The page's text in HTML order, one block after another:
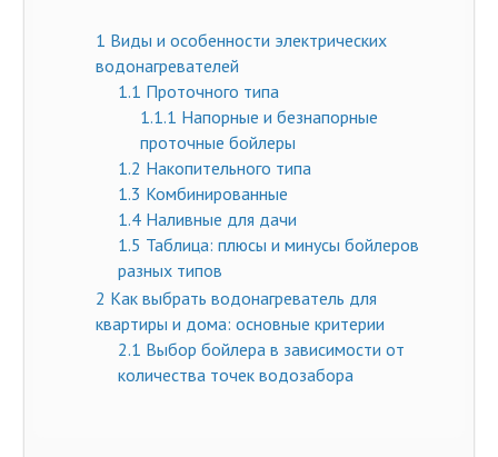
1 Виды и особенности электрических
водонагревателей
1.1 Проточного типа
1.1.1 Напорные и безнапорные
проточные бойлеры
1.2 Накопительного типа
1.3 Комбинированные
1.4 Наливные для дачи
1.5 Таблица: плюсы и минусы бойлеров
разных типов
2 Как выбрать водонагреватель для
квартиры и дома: основные критерии
2.1 Выбор бойлера в зависимости от
количества точек водозабора